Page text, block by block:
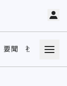
要聞 社會 娛樂